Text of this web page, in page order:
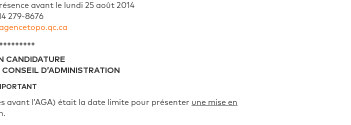
avant le lundi 25 août 2014
279-8676
CANDIDATURE
D’ADMINISTRATION
avant l’AGA) était la date limite pour présenter une mise en